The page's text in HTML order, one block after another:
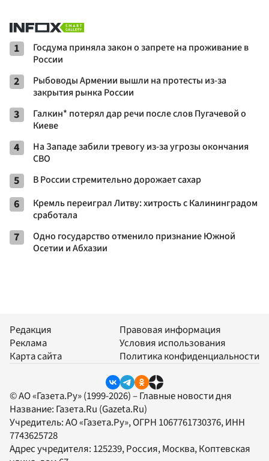
1
Госдума приняла закон о запрете на проживание в
России
2
Рыбоводы Армении вышли на протесты из-за
закрытия рынка России
3
Галкин* потерял дар речи после слов Пугачевой о
Киеве
4
На Западе забили тревогу из-за угрозы окончания
СВО
5 В России стремительно дорожает сахар
6
Кремль переиграл Литву: хитрость с Калининградом
сработала
7
Одно государство отменило признание Южной
Осетии и Абхазии
Редакция
Реклама
Карта сайта
Правовая информация
Условия использования
Политика конфиденциальности
© АО «Газета.Ру» (1999-2026) – Главные новости дня
Название: Газета.Ru (Gazeta.Ru)
Учредитель:АО «Газета.Ру», ОГРН 1067761730376, ИНН
7743625728
Адрес учредителя: 125239, Россия, Москва, Коптевская